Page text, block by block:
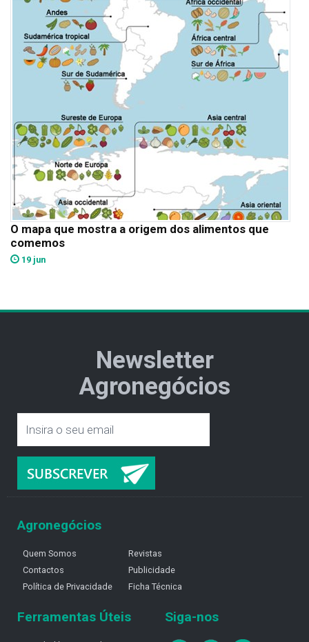
O mapa que mostra a origem dos alimentos que
comemos
19 jun
Newsletter
Agronegócios
Agronegócios
Quem Somos
Contactos
Política de Privacidade
Revistas
Publicidade
Ficha Técnica
Ferramentas Úteis Siga-nos